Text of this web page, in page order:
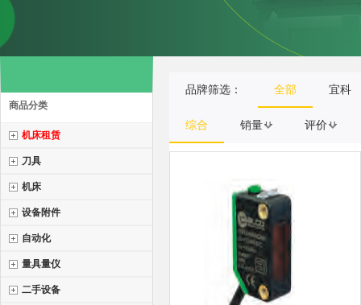
商品分类
机床租赁
刀具
机床
设备附件
自动化
量具量仪
二手设备
品牌筛选： 全部 宜科
综合 销量 评价